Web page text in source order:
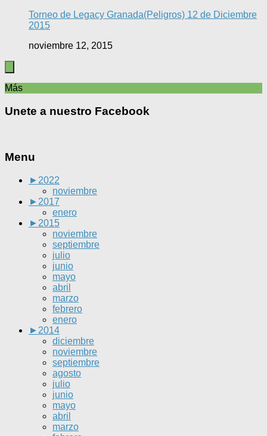
Torneo de Legacy Granada(Peligros) 12 de Diciembre
2015
noviembre 12, 2015
Más
Unete a nuestro Facebook
Menu
► 2022
noviembre
► 2017
enero
► 2015
noviembre
septiembre
julio
junio
mayo
abril
marzo
febrero
enero
► 2014
diciembre
noviembre
septiembre
agosto
julio
junio
mayo
abril
marzo